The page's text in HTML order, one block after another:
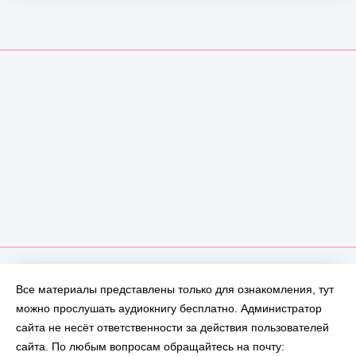
Все материалы представлены только для ознакомления, тут
можно прослушать аудиокнигу бесплатно. Администратор
сайта не несёт ответственности за действия пользователей
сайта. По любым вопросам обращайтесь на почту: